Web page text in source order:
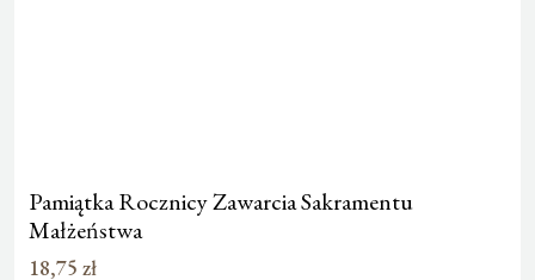
Pamiątka Rocznicy Zawarcia Sakramentu
Małżeństwa
18,75 zł